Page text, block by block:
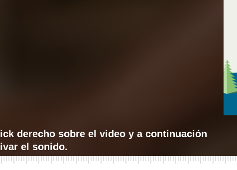
derecho sobre el video y a continuación
el sonido.